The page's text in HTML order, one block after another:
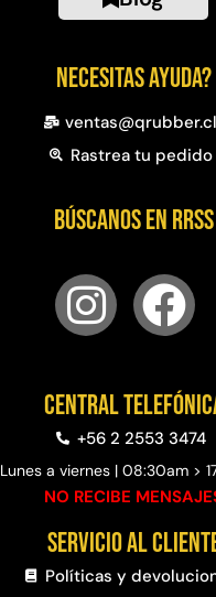
Necesitas ayuda?
ventas@qrubber.cl
Rastrea tu pedido
Búscanos en RRSS
Central
+56 2 2553 3474
Lunes a viernes | 08:30am >
NO RECIBE
Servicio al
Políticas y